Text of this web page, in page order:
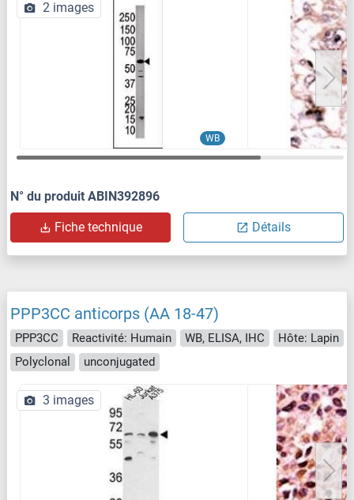
WB
2 images
N° du produit ABIN392896
Fiche technique Détails
PPP3CC anticorps (AA 18-47)
PPP3CC Reactivité: Humain WB, ELISA, IHC
Hôte: Lapin
Polyclonal
unconjugated
3 images